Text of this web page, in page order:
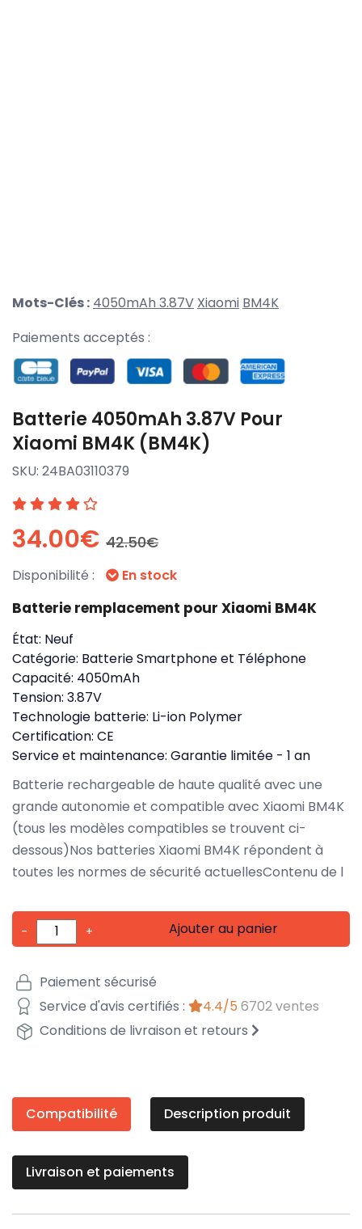
Mots-Clés : 4050mAh 3.87V Xiaomi BM4K
Paiements acceptés :
Batterie 4050mAh 3.87V Pour
Xiaomi BM4K (BM4K)
SKU: 24BA03110379
34.00€ 42.50€
Disponibilité : En stock
Batterie remplacement pour Xiaomi BM4K
État: Neuf
Catégorie: Batterie Smartphone et Téléphone
Capacité: 4050mAh
Tension: 3.87V
Technologie batterie: Li-ion Polymer
Certification: CE
Service et maintenance: Garantie limitée - 1 an
Batterie rechargeable de haute qualité avec une
grande autonomie et compatible avec Xiaomi BM4K
(tous les modèles compatibles se trouvent ci-
dessous)Nos batteries Xiaomi BM4K répondent à
toutes les normes de sécurité actuellesContenu de l
- + Ajouter au panier
Paiement sécurisé
Service d'avis certifiés :
4.4/5 6702 ventes
Conditions de livraison et retours
Compatibilité Description produit
Livraison et paiements